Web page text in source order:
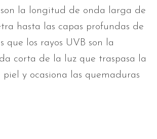
son la longitud de onda larga de
hasta las capas profundas de
que los rayos UVB son la
corta de la luz que traspasa la
y ocasiona las quemaduras